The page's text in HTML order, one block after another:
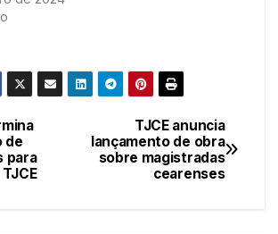
TJCE anuncia
lançamento de obra
sobre magistradas
cearenses
de
para